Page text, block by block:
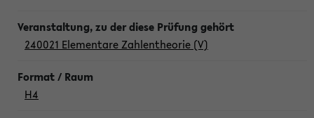
240021 Elementare Zahlentheorie (V)
H4